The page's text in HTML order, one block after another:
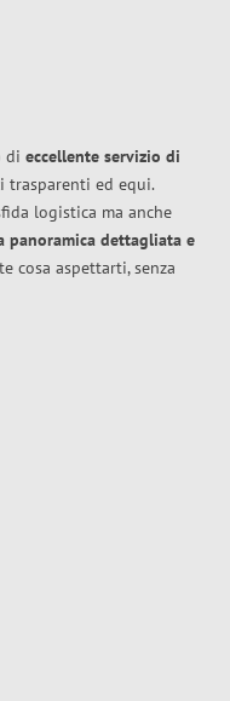
di eccellente servizio di
trasparenti ed equi.
logistica ma anche
panoramica dettagliata e
cosa aspettarti, senza